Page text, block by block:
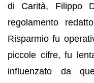
di Carità, Filippo
regolamento
Risparmio fu
piccole cifre, fu
influenzato da